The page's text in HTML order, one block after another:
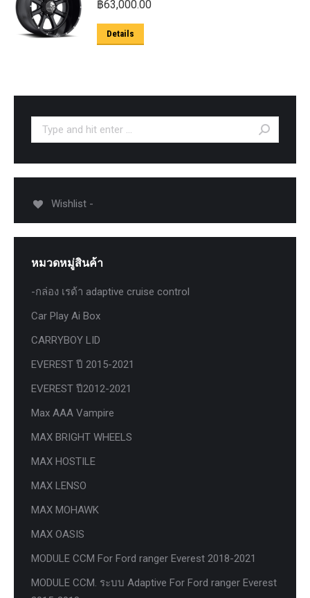
฿63,000.00
Details
Search:
Wishlist -
หมวดหมู่สินค้า
-กล่อง เรด้า adaptive cruise control
Car Play Ai Box
CARRYBOY LID
EVEREST ปี 2015-2021
EVEREST ปี2012-2021
Max AAA Vampire
MAX BRIGHT WHEELS
MAX HOSTILE
MAX LENSO
MAX MOHAWK
MAX OASIS
MODULE CCM For Ford ranger Everest 2018-2021
MODULE CCM. ระบบ Adaptive For Ford ranger Everest